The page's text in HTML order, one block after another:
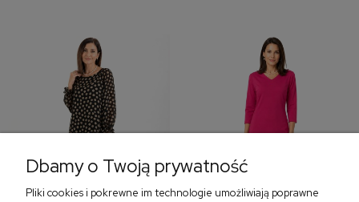
Dbamy o Twoją prywatność
Pliki cookies i pokrewne im technologie umożliwiają poprawne